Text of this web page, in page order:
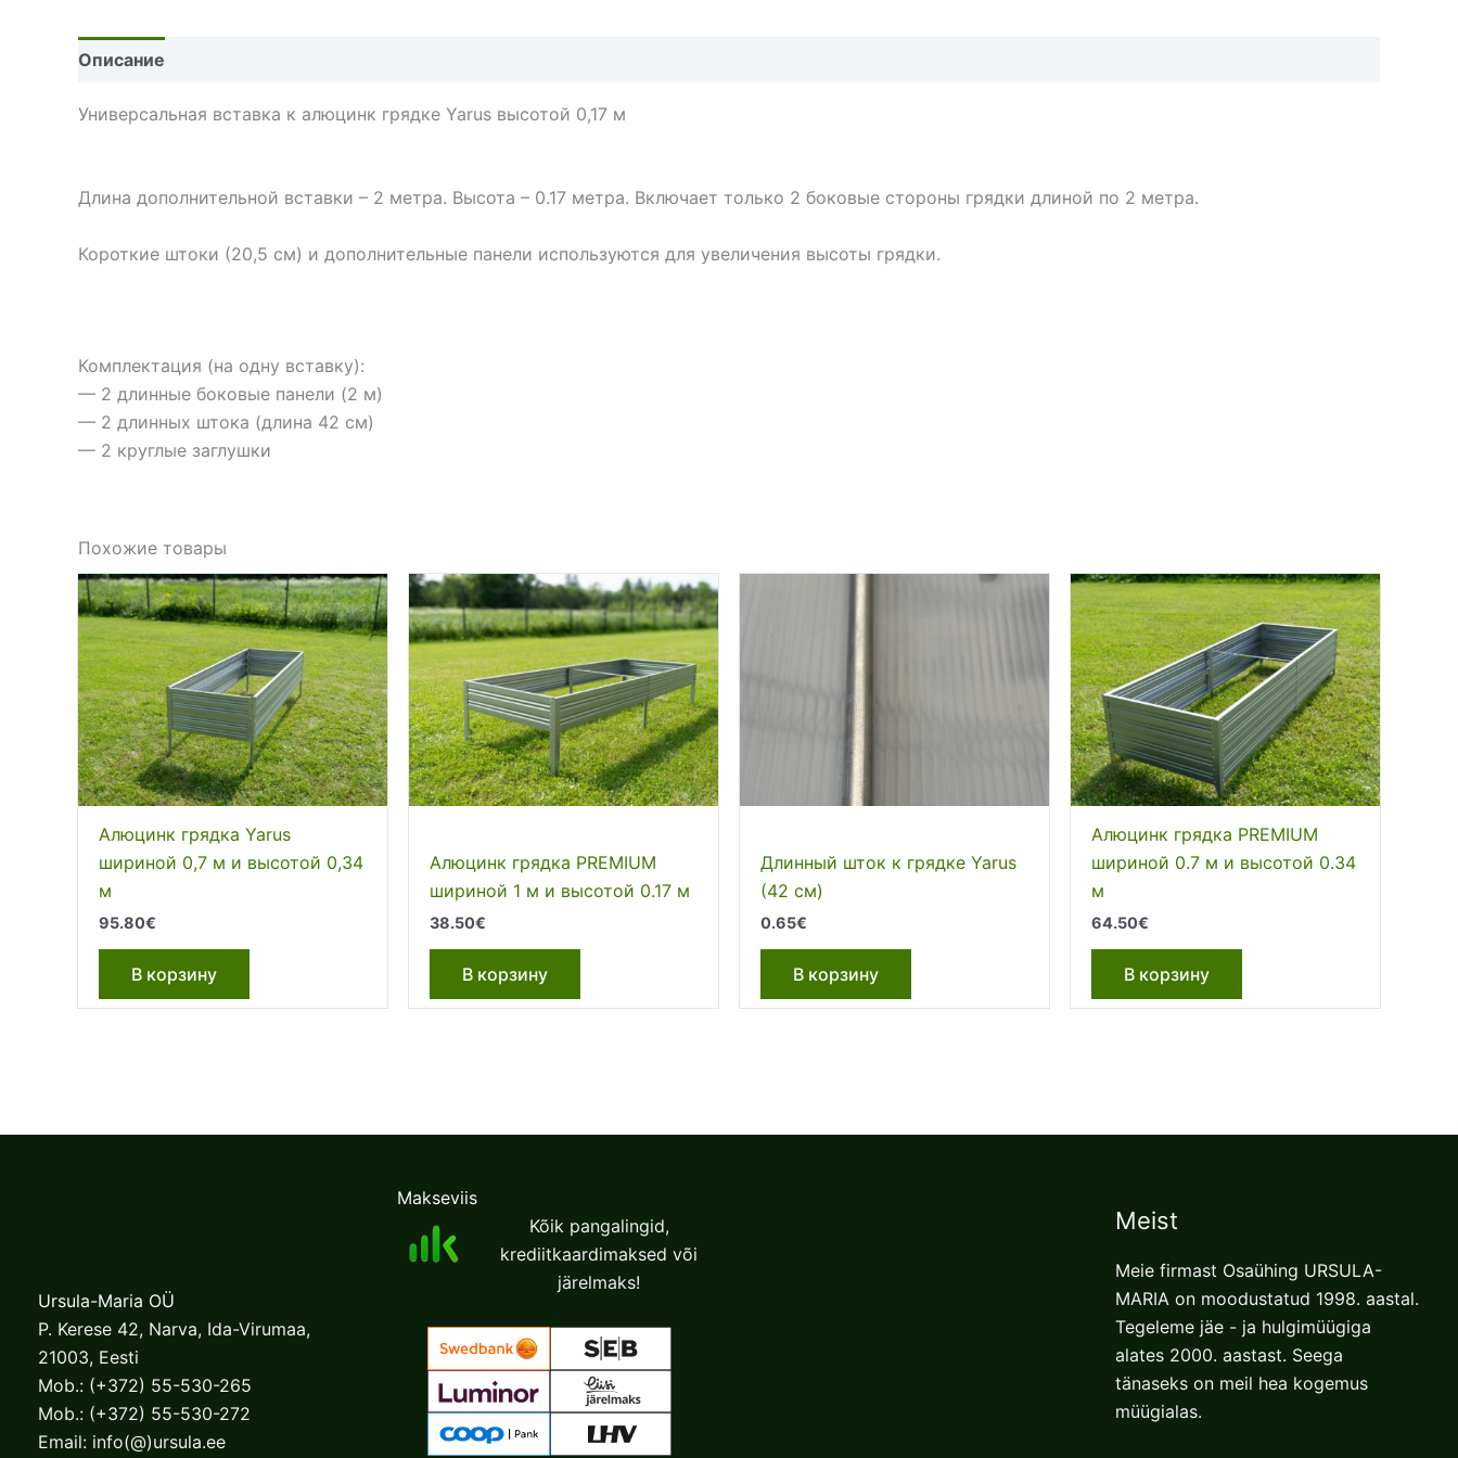
Описание
Универсальная вставка к алюцинк грядке Yarus высотой 0,17 м
Длина дополнительной вставки – 2 метра. Высота – 0.17 метра. Включает только 2 боковые стороны грядки длиной по 2 метра.
Короткие штоки (20,5 см) и дополнительные панели используются для увеличения высоты грядки.
Комплектация (на одну вставку):
— 2 длинные боковые панели (2 м)
— 2 длинных штока (длина 42 см)
— 2 круглые заглушки
Похожие товары
Алюцинк грядка Yarus
шириной 0,7 м и высотой 0,34
м
95.80€
В корзину
Алюцинк грядка PREMIUM
шириной 1 м и высотой 0.17 м
38.50€
В корзину
Длинный шток к грядке Yarus
(42 см)
0.65€
В корзину
Алюцинк грядка PREMIUM
шириной 0.7 м и высотой 0.34
м
64.50€
В корзину
Ursula-Maria OÜ
P. Kerese 42, Narva, Ida-Virumaa,
21003, Eesti
Mob.: (+372) 55-530-265
Mob.: (+372) 55-530-272
Email: info(@)ursula.ee
Makseviis
Kõik pangalingid,
krediitkaardimaksed või
järelmaks!
Meist
Meie firmast Osaühing URSULA-
MARIA on moodustatud 1998. aastal.
Tegeleme jäe - ja hulgimüügiga
alates 2000. aastast. Seega
tänaseks on meil hea kogemus
müügialas.